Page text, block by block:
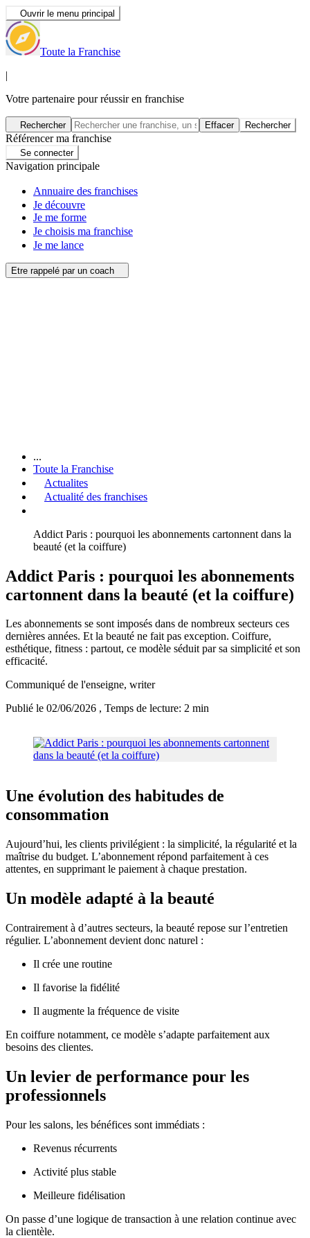
Ouvrir le menu principal
Toute la Franchise
|
Votre partenaire pour réussir en franchise
Rechercher Effacer Rechercher
Référencer ma franchise
Se connecter
Navigation principale
Annuaire des franchises
Je découvre
Je me forme
Je choisis ma franchise
Je me lance
Etre rappelé par un coach
...
Toute la Franchise
Actualites
Actualité des franchises
Addict Paris : pourquoi les abonnements cartonnent dans la
beauté (et la coiffure)
Addict Paris : pourquoi les abonnements
cartonnent dans la beauté (et la coiffure)
Les abonnements se sont imposés dans de nombreux secteurs ces
dernières années. Et la beauté ne fait pas exception. Coiffure,
esthétique, fitness : partout, ce modèle séduit par sa simplicité et son
efficacité.
Communiqué de l'enseigne, writer
Publié le 02/06/2026 , Temps de lecture: 2 min
Une évolution des habitudes de
consommation
Aujourd’hui, les clients privilégient : la simplicité, la régularité et la
maîtrise du budget. L’abonnement répond parfaitement à ces
attentes, en supprimant le paiement à chaque prestation.
Un modèle adapté à la beauté
Contrairement à d’autres secteurs, la beauté repose sur l’entretien
régulier. L’abonnement devient donc naturel :
Il crée une routine
Il favorise la fidélité
Il augmente la fréquence de visite
En coiffure notamment, ce modèle s’adapte parfaitement aux
besoins des clientes.
Un levier de performance pour les
professionnels
Pour les salons, les bénéfices sont immédiats :
Revenus récurrents
Activité plus stable
Meilleure fidélisation
On passe d’une logique de transaction à une relation continue avec
la clientèle.